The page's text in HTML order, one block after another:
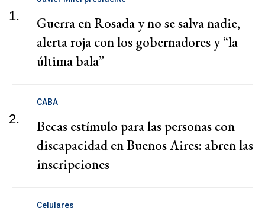
1.
Guerra en Rosada y no se salva nadie,
alerta roja con los gobernadores y “la
última bala”
2.
CABA
Becas estímulo para las personas con
discapacidad en Buenos Aires: abren las
inscripciones
Celulares